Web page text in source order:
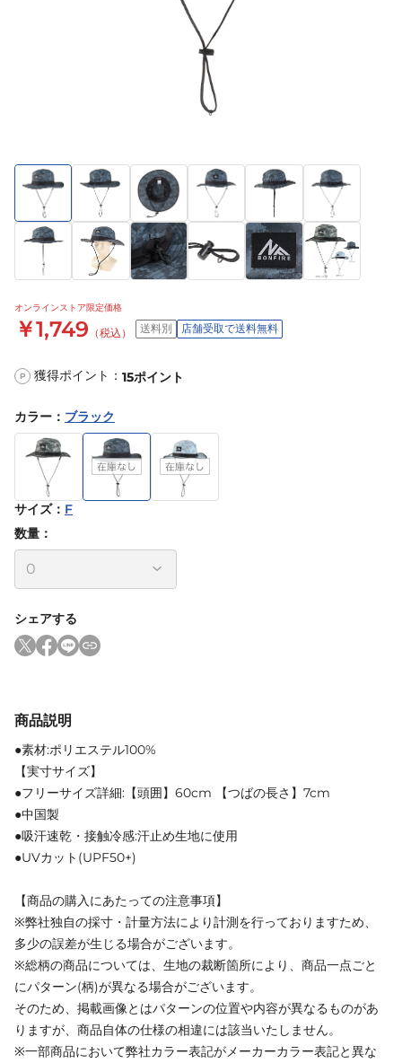
オンラインストア限定価格
￥1,749 （税込） 送料別 店舗受取で送料無料
P 獲得ポイント： 15ポイント
カラー ： ブラック
サイズ： F
数量：
シェアする
商品説明
●素材:ポリエステル100%
【実寸サイズ】
●フリーサイズ詳細:【頭囲】60cm 【つばの長さ】7cm
●中国製
●吸汗速乾・接触冷感:汗止め生地に使用
●UVカット(UPF50+)
【商品の購入にあたっての注意事項】
※弊社独自の採寸・計量方法により計測を行っておりますため、
多少の誤差が生じる場合がございます。
※総柄の商品については、生地の裁断箇所により、商品一点ごと
にパターン(柄)が異なる場合がございます。
そのため、掲載画像とはパターンの位置や内容が異なるものがあ
りますが、商品自体の仕様の相違には該当いたしません。
※一部商品において弊社カラー表記がメーカーカラー表記と異な